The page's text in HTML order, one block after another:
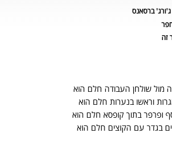
ג'ורג' ברסאנס
זה
מול שולחן העבודה חלם הוא
וראשו בנערות חלם הוא
ופרפר בתוך קופסא חלם הוא
בגדר עם הקוצים חלם הוא